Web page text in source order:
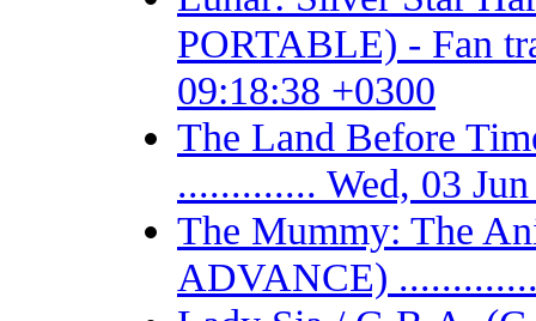
PORTABLE) - Fan
09:18:38 +0300
The Land Before
............. Wed, 03
The Mummy: The
ADVANCE)